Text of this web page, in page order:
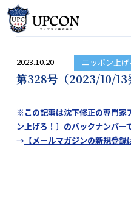
2023.10.20 ニッポン上げ
第328号（2023/10/13
※この記事は沈下修正の専門家
ン上げろ！〕のバックナンバーで
→【メールマガジンの新規登録